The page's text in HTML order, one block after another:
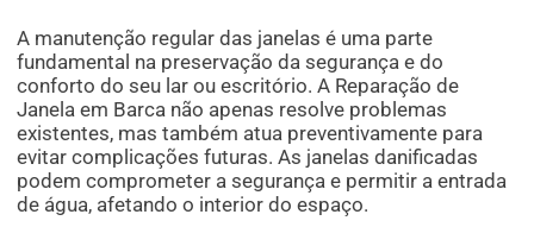
A manutenção regular das janelas é uma parte
fundamental na preservação da segurança e do
conforto do seu lar ou escritório. A Reparação de
Janela em Barca não apenas resolve problemas
existentes, mas também atua preventivamente para
evitar complicações futuras. As janelas danificadas
podem comprometer a segurança e permitir a entrada
de água, afetando o interior do espaço.